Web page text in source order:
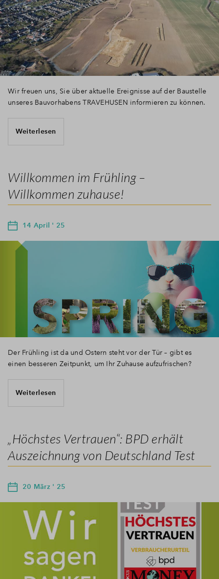
Wir freuen uns, Sie über aktuelle Ereignisse auf der Baustelle
unseres Bauvorhabens TRAVEHUSEN informieren zu können.
Weiterlesen
Willkommen im Frühling –
Willkommen zuhause!
14 April ' 25
Der Frühling ist da und Ostern steht vor der Tür – gibt es
einen besseren Zeitpunkt, um Ihr Zuhause aufzufrischen?
Weiterlesen
„Höchstes Vertrauen“: BPD erhält
Auszeichnung von Deutschland Test
20 März ' 25